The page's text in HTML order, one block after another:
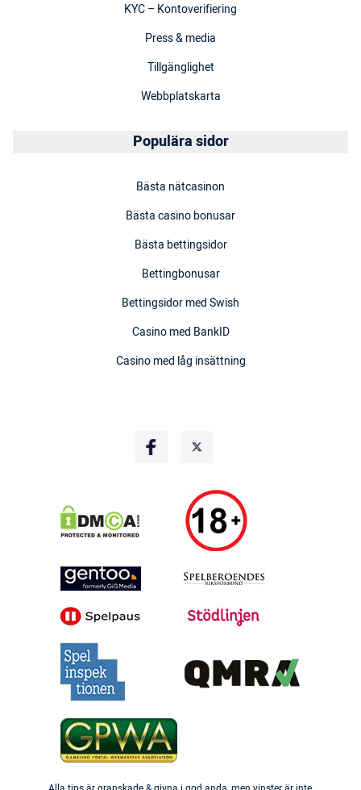
KYC – Kontoverifiering
Press & media
Tillgänglighet
Webbplatskarta
Populära sidor
Bästa nätcasinon
Bästa casino bonusar
Bästa bettingsidor
Bettingbonusar
Bettingsidor med Swish
Casino med BankID
Casino med låg insättning